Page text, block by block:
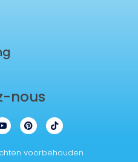
nous
Y
o
u
u
P
i
n
e
T
i
k
o
voorbehouden